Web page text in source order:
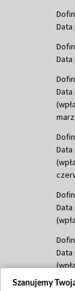
Data
Data
Data
Data
Data
Data
Szanujemy